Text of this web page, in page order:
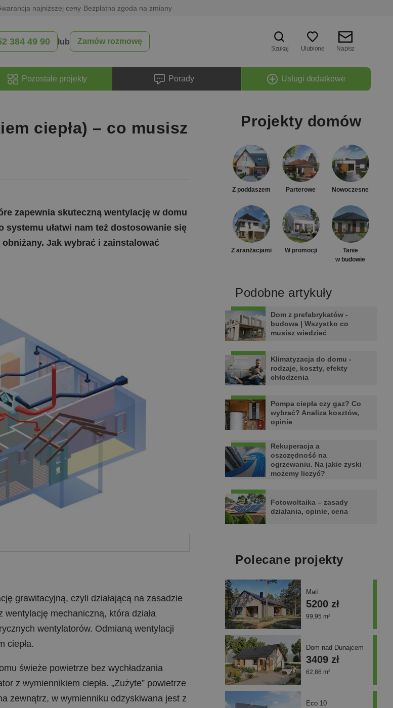
najniższej ceny Bezpłatna zgoda na zmiany
384 49 90 lub Zamów rozmowę
Szukaj Ulubione Napisz
Pozostałe projekty Porady Usługi dodatkowe
ciepła) – co musisz
zapewnia skuteczną wentylację w domu
systemu ułatwi nam też dostosowanie się
Jak wybrać i zainstalować
grawitacyjną, czyli działającą na zasadzie
mechaniczną, która działa
wentylatorów. Odmianą wentylacji
ciepła.
świeże powietrze bez wychładzania
z wymiennikiem ciepła. „Zużyte” powietrze
zewnątrz, w wymienniku odzyskiwana jest z
Projekty domów
Z poddaszem Parterowe Nowoczesne
Z aranżacjami W promocji
Tanie
w budowie
Podobne artykuły
Dom z prefabrykatów -
budowa | Wszystko co
musisz wiedzieć
Klimatyzacja do domu -
rodzaje, koszty, efekty
chłodzenia
Pompa ciepła czy gaz? Co
wybrać? Analiza kosztów,
opinie
Rekuperacja a
oszczędność na
ogrzewaniu. Na jakie zyski
możemy liczyć?
Fotowoltaika – zasady
działania, opinie, cena
Polecane projekty
Mati
99,95 m²
5200 zł
Dom nad Dunajcem
62,86 m²
3409 zł
Eco 10